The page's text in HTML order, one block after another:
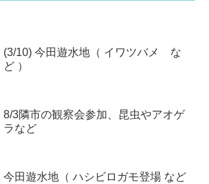
(3/10) 今田遊水地（ イワツバメ な
ど ）
8/3隣市の観察会参加、昆虫やアオゲ
ラなど
今田遊水地（ ハシビロガモ登場 など